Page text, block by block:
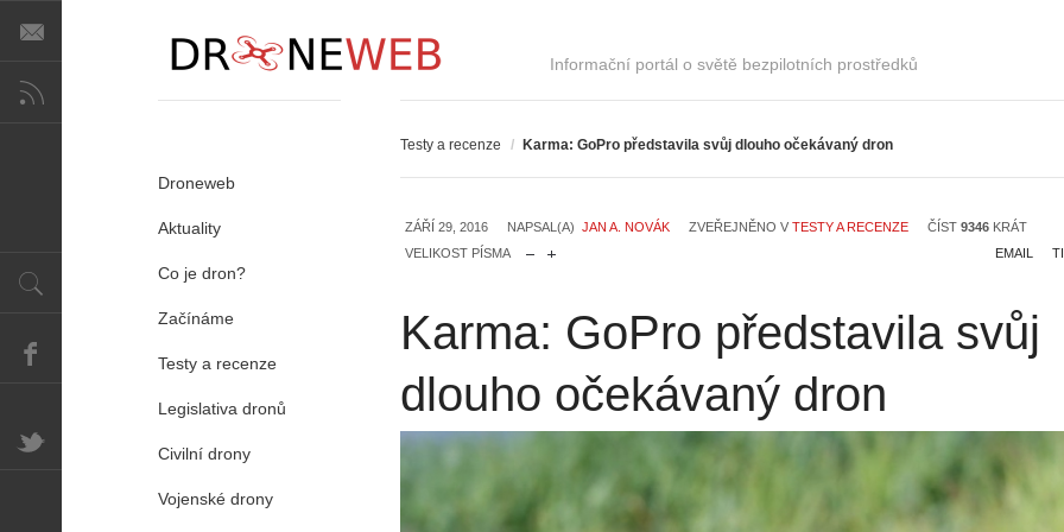
Informační portál o světě bezpilotních prostředků
Testy a recenze / Karma: GoPro představila svůj dlouho očekávaný dron
ZÁŘÍ 29, 2016 NAPSAL(A) JAN A. NOVÁK ZVEŘEJNĚNO V TESTY A RECENZE ČÍST 9346 KRÁT
VELIKOST PÍSMA
EMAIL
Karma: GoPro představila svůj
dlouho očekávaný dron
Droneweb
Aktuality
Co je dron?
Začínáme
Testy a recenze
Legislativa dronů
Civilní drony
Vojenské drony